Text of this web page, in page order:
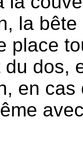
la
place
du dos,
en